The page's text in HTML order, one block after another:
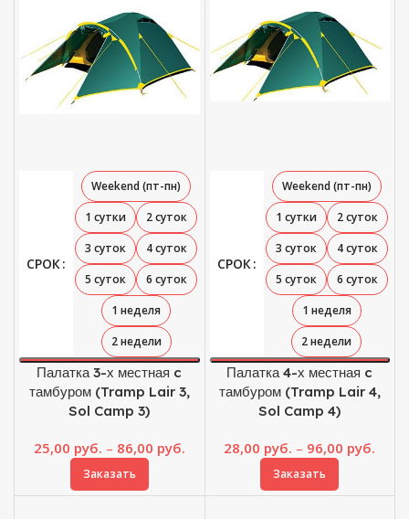
СРОК
Weekend (пт-пн)
1 сутки
2 суток
3 суток
4 суток
5 суток
6 суток
1 неделя
2 недели
Палатка 3-х местная c
тамбуром (Tramp Lair 3,
Sol Camp 3)
25,00 руб. – 86,00 руб.Диапазон
Заказать
СРОК
Weekend (пт-пн)
1 сутки
2 суток
3 суток
4 суток
5 суток
6 суток
1 неделя
2 недели
Палатка 4-х местная c
тамбуром (Tramp Lair 4,
Sol Camp 4)
28,00 руб. – 96,00 руб.
Заказать